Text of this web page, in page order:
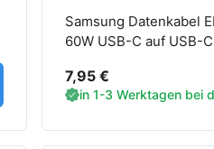
in den Warenkorb
Samsung Datenkabel
60W USB-C auf USB-
7,95 €
in 1-3 Werktagen bei